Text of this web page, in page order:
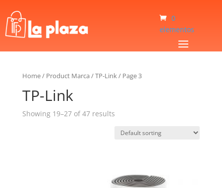
0
elementos
Home/ Product Marca /TP-Link/ Page 3
TP-Link
Showing 19–27 of 47 results